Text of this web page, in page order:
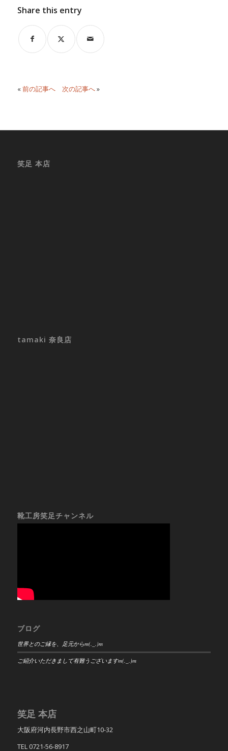
Share this entry
«前の記事へ 次の記事へ»
笑足 本店
tamaki 奈良店
靴工房笑足チャンネル
ブログ
世界とのご縁を、足元からm(._.)m
ご紹介いただきまして有難うございますm(._.)m
笑足 本店
大阪府河内長野市西之山町10-32
TEL 0721-56-8917